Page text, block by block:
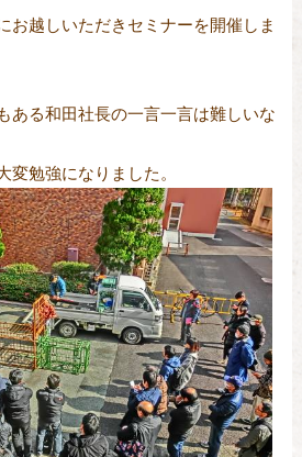
お越しいただきセミナーを開催しま
ある和田社長の一言一言は難しいな
変勉強になりました。